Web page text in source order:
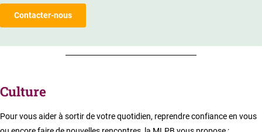
Contacter-nous
Culture
Pour vous aider à sortir de votre quotidien, reprendre confiance en vous